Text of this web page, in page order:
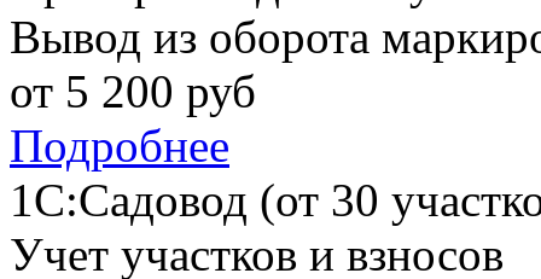
Вывод из оборота
от 5 200 руб
Подробнее
1С:Садовод (от 30
Учет участков и взносов